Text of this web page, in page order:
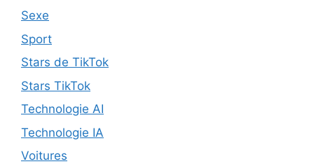
Sexe
Sport
Stars de TikTok
Stars TikTok
Technologie AI
Technologie IA
Voitures